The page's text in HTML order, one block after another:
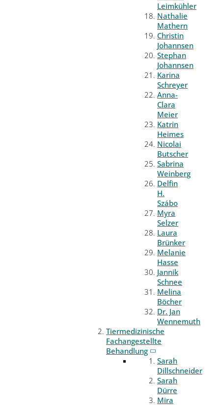
Leimkühler
Nathalie
Mathern
Christin
Johannsen
Stephan
Johannsen
Karina
Schreyer
Anna-
Clara
Meier
Katrin
Heimes
Nicolai
Butscher
Sabrina
Weinberg
Delfin
H.
Szábo
Myra
Selzer
Laura
Brünker
Melanie
Hasse
Jannik
Schnee
Melina
Böcher
Dr. Jan
Wennemuth
Tiermedizinische
Fachangestellte
Behandlung
Sarah
Dillschneider
Sarah
Dürre
Mira